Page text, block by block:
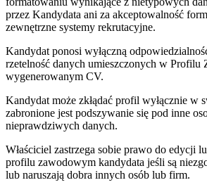
przez Kandydata ani za akceptowalność
zewnętrzne systemy rekrutacyjne.
Kandydat ponosi wyłączną
rzetelność danych umieszczonych w
wygenerowanym CV.
Kandydat może zkłądać profil wyłącznie w
zabronione jest podszywanie się pod inne
nieprawdziwych danych.
Właściciel zastrzega sobie prawo do edycji
profilu zawodowym kandydata jeśli są
lub naruszają dobra innych osób lub firm.